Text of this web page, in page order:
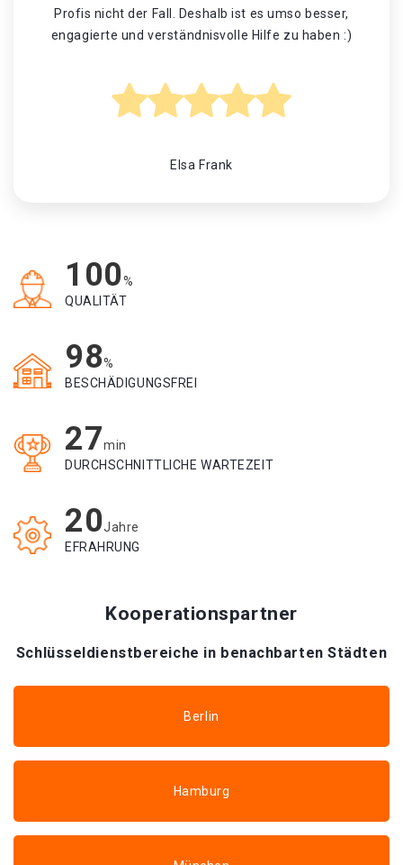
Profis nicht der Fall. Deshalb ist es umso besser,
engagierte und verständnisvolle Hilfe zu haben :)
Elsa Frank
100%
QUALITÄT
98%
BESCHÄDIGUNGSFREI
27min
DURCHSCHNITTLICHE WARTEZEIT
20Jahre
EFRAHRUNG
Kooperationspartner
Schlüsseldienstbereiche in benachbarten Städten
Berlin
Hamburg